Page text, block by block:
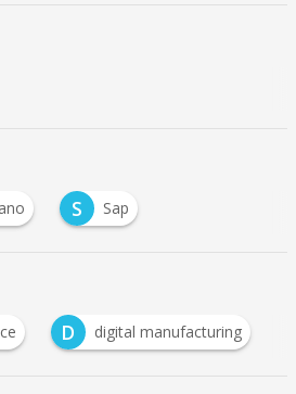
S Sap
digital manufacturing D